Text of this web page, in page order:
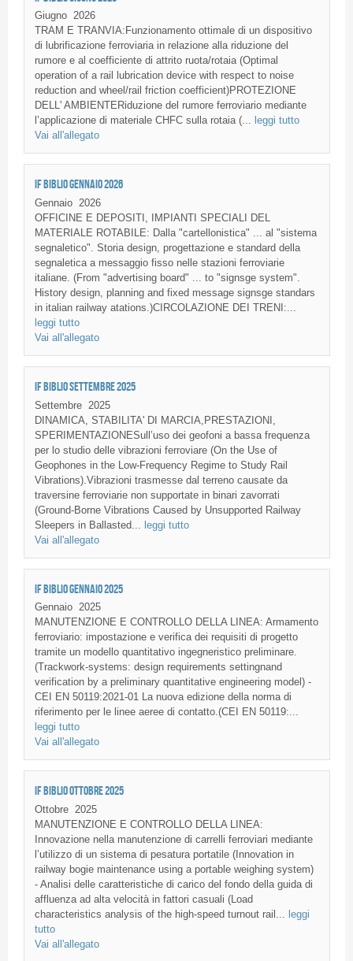
Giugno 2026
TRAM E TRANVIA:Funzionamento ottimale di un dispositivo
di lubrificazione ferroviaria in relazione alla riduzione del
rumore e al coefficiente di attrito ruota/rotaia (Optimal
operation of a rail lubrication device with respect to noise
reduction and wheel/rail friction coefficient)PROTEZIONE
DELL' AMBIENTERiduzione del rumore ferroviario mediante
l’applicazione di materiale CHFC sulla rotaia (... leggi tutto
Vai all'allegato
IF BIBLIO GENNAIO 2026
Gennaio 2026
OFFICINE E DEPOSITI, IMPIANTI SPECIALI DEL
MATERIALE ROTABILE: Dalla "cartellonistica" ... al "sistema
segnaletico". Storia design, progettazione e standard della
segnaletica a messaggio fisso nelle stazioni ferroviarie
italiane. (From "advertising board" ... to "signsge system".
History design, planning and fixed message signsge standars
in italian railway atations.)CIRCOLAZIONE DEI TRENI:...
leggi tutto
Vai all'allegato
IF BIBLIO SETTEMBRE 2025
Settembre
2025
DINAMICA, STABILITA' DI MARCIA,PRESTAZIONI,
SPERIMENTAZIONESull’uso dei geofoni a bassa frequenza
per lo studio delle vibrazioni ferroviare (On the Use of
Geophones in the Low-Frequency Regime to Study Rail
Vibrations).Vibrazioni trasmesse dal terreno causate da
traversine ferroviarie non supportate in binari zavorrati
(Ground-Borne Vibrations Caused by Unsupported Railway
Sleepers in Ballasted... leggi tutto
Vai all'allegato
IF BIBLIO GENNAIO 2025
Gennaio 2025
MANUTENZIONE E CONTROLLO DELLA LINEA: Armamento
ferroviario: impostazione e verifica dei requisiti di progetto
tramite un modello quantitativo ingegneristico preliminare.
(Trackwork-systems: design requirements settingnand
verification by a preliminary quantitative engineering model) -
CEI EN 50119:2021-01 La nuova edizione della norma di
riferimento per le linee aeree di contatto.(CEI EN 50119:...
leggi tutto
Vai all'allegato
IF BIBLIO OTTOBRE 2025
Ottobre
2025
MANUTENZIONE E CONTROLLO DELLA LINEA:
Innovazione nella manutenzione di carrelli ferroviari mediante
l’utilizzo di un sistema di pesatura portatile (Innovation in
railway bogie maintenance using a portable weighing system)
- Analisi delle caratteristiche di carico del fondo della guida di
affluenza ad alta velocità in fattori casuali (Load
characteristics analysis of the high-speed turnout rail...
leggi
tutto
Vai all'allegato